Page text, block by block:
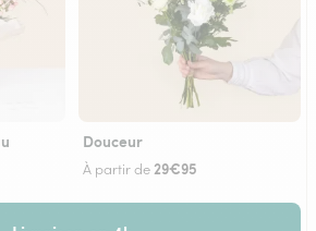
Douceur
À partir de29€95